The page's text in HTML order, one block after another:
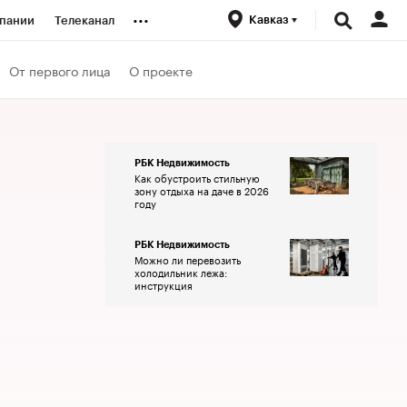
Телеканал ... Кавказ
От первого лица О проекте
РБК Недвижимость
Как обустроить стильную
зону отдыха на даче в 2026
году
РБК Недвижимость
Можно ли перевозить
холодильник лежа:
инструкция